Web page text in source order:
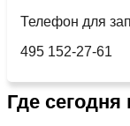
Телефон для
495 152-27-61
Где